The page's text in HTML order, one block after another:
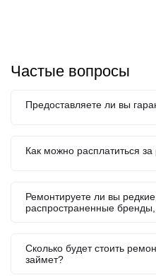
Частые вопросы
Предоставляете ли вы
Как можно расплатиться
Ремонтируете ли вы
распространенные
Сколько будет стоить
займет?